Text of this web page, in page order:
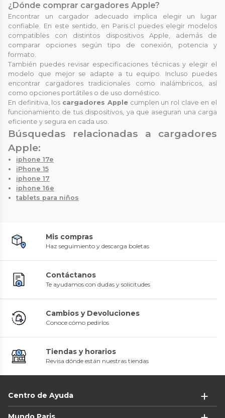
¿Dónde comprar cargadores Apple?
Encontrar un cargador adecuado implica elegir un lugar
confiable. En este sentido, en Paris.cl puedes elegir modelos
compatibles con distintos dispositivos Apple, además de
comparar opciones según tipo de conexión, potencia y
formato.
También puedes revisar especificaciones técnicas y elegir el
modelo que mejor se adapte a tu equipo. Incluso puedes
encontrar cargadores tradicionales como inalámbricos, así
como opciones portátiles o de uso doméstico.
En definitiva, los cargadores Applecumplen un rol clave en el
funcionamiento de tus dispositivos, ya que aseguran una carga
eficiente y segura en cada uso.
Búsquedas relacionadas a cargadores
Apple:
iphone 17e
iPhone 15
iphone 17
iphone 16e
tablets para niños
Mis compras
Haz seguimiento y descarga boletas
Contáctanos
Te ayudamos con dudas y solicitudes
Cambios y Devoluciones
Conoce cómo pedirlos
Tiendas y horarios
Revisa dónde están nuestras tiendas
Centro de Ayuda